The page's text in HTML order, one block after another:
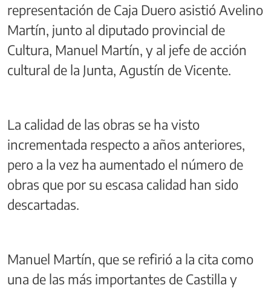
representación de Caja Duero asistió Avelino
Martín, junto al diputado provincial de
Cultura, Manuel Martín, y al jefe de acción
cultural de la Junta, Agustín de Vicente.
La calidad de las obras se ha visto
incrementada respecto a años anteriores,
pero a la vez ha aumentado el número de
obras que por su escasa calidad han sido
descartadas.
Manuel Martín, que se refirió a la cita como
una de las más importantes de Castilla y